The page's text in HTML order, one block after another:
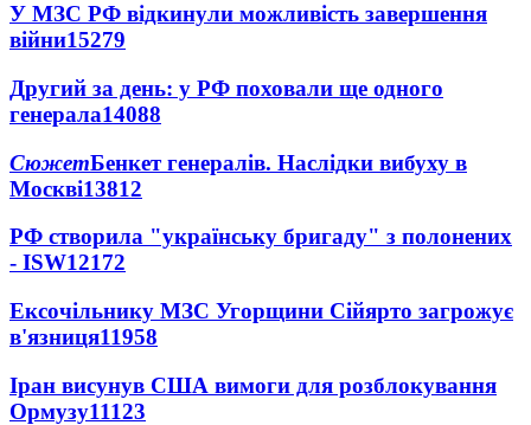
У МЗС РФ відкинули можливість завершення
війни15279
Другий за день: у РФ поховали ще одного
генерала14088
СюжетБенкет генералів. Наслідки вибуху в
Москві13812
РФ створила "українську бригаду" з полонених
- ISW12172
Ексочільнику МЗС Угорщини Сійярто загрожує
в'язниця11958
Іран висунув США вимоги для розблокування
Ормузу11123